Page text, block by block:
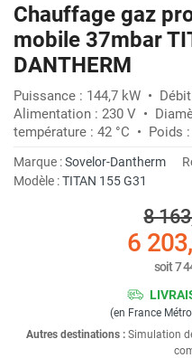
Chauffage gaz
mobile 37mbar
DANTHERM
Puissance : 144,7 kW •
Alimentation : 230 V •
température : 42 °C • Poids
Marque :Sovelor-Dantherm
Modèle :TITAN 155 G31
8
6
soit7
(en France
Autres destinations : Simulation